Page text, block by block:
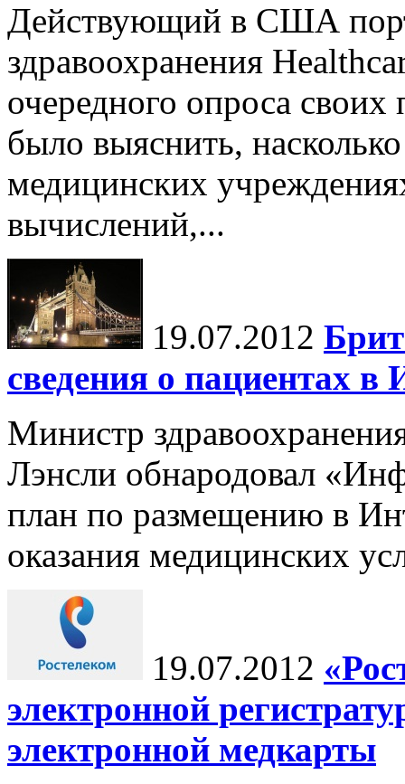
Действующий в США
здравоохранения
очередного опроса
было выяснить,
медицинских
вычислений,...
19.07.2012
сведения о пациентах в
Министр
Лэнсли обнародовал
план по размещению в
оказания медицинских
19.07.2012
электронной
электронной медкарты